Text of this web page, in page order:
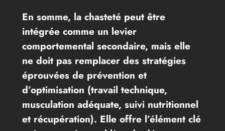
En somme, la chasteté peut être
intégrée comme un levier
comportemental secondaire, mais elle
ne doit pas remplacer des stratégies
éprouvées de prévention et
d’optimisation (travail technique,
musculation adéquate, suivi nutritionnel
et récupération). Elle offre l’élément clé